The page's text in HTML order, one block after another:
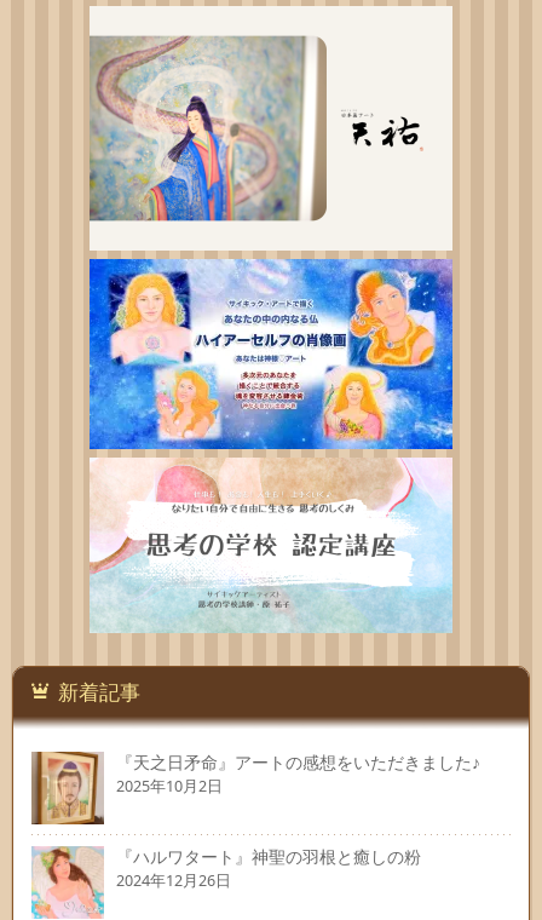
新着記事
『天之日矛命』アートの感想をいただきました♪
2025年10月2日
『ハルワタート』神聖の羽根と癒しの粉
2024年12月26日